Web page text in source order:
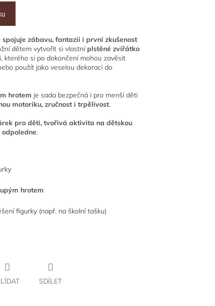
zábavu, fantazii i první zkušenost
dětem vytvořit si vlastní plstěné zvířátko
, kterého si po dokončení mohou zavěsit
použít jako veselou dekoraci do
hrotem je sada bezpečná i pro menší děti
motoriku, zručnost i trpělivost.
pro děti, tvořivá aktivita na dětskou
.
hrotem
figurky (např. na školní tašku)
SDÍLET